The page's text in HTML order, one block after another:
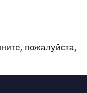
пожалуйста,